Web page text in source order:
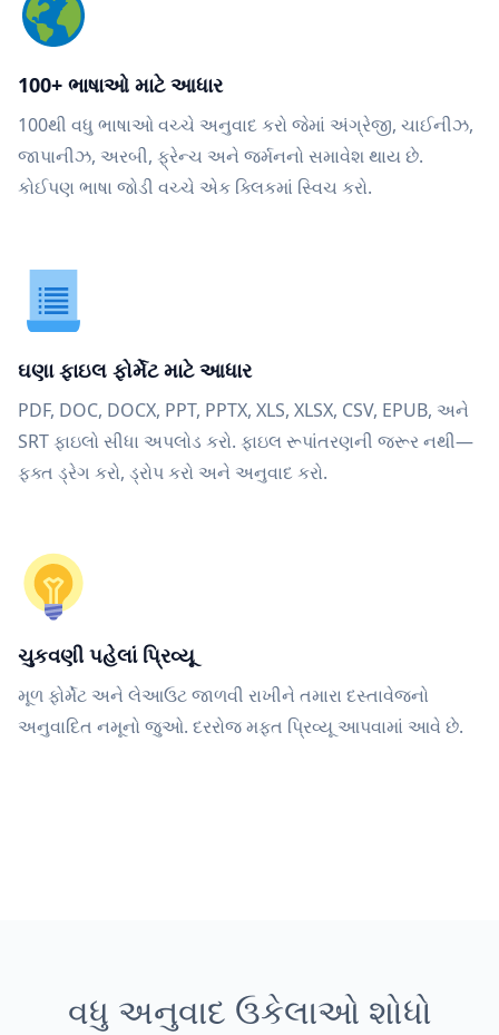
100+ ભાષાઓ માટે આધાર
100થી વધુ ભાષાઓ વચ્ચે અનુવાદ કરો જેમાં અંગ્રેજી, ચાઈનીઝ,
જાપાનીઝ, અરબી, ફ્રેન્ચ અને જર્મનનો સમાવેશ થાય છે.
કોઈપણ ભાષા જોડી વચ્ચે એક ક્લિકમાં સ્વિચ કરો.
ઘણા ફાઇલ ફોર્મેટ માટે આધાર
PDF, DOC, DOCX, PPT, PPTX, XLS, XLSX, CSV, EPUB, અને
SRT ફાઇલો સીધા અપલોડ કરો. ફાઇલ રૂપાંતરણની જરૂર નથી—
ફક્ત ડ્રેગ કરો, ડ્રોપ કરો અને અનુવાદ કરો.
ચુકવણી પહેલાં પ્રિવ્યૂ
મૂળ ફોર્મેટ અને લેઆઉટ જાળવી રાખીને તમારા દસ્તાવેજનો
અનુવાદિત નમૂનો જુઓ. દરરોજ મફત પ્રિવ્યૂ આપવામાં આવે છે.
વધુ અનુવાદ ઉકેલાઓ શોધો